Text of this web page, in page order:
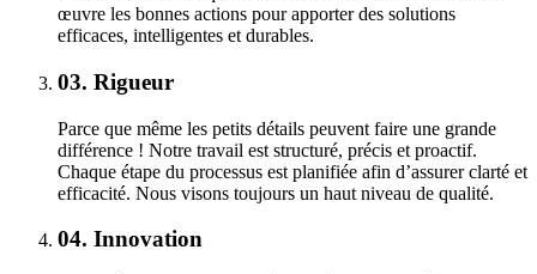
œuvre les bonnes actions pour apporter des solutions
efficaces, intelligentes et durables.
03. Rigueur
Parce que même les petits détails peuvent faire une grande
différence ! Notre travail est structuré, précis et proactif.
Chaque étape du processus est planifiée afin d’assurer clarté et
efficacité. Nous visons toujours un haut niveau de qualité.
04. Innovation